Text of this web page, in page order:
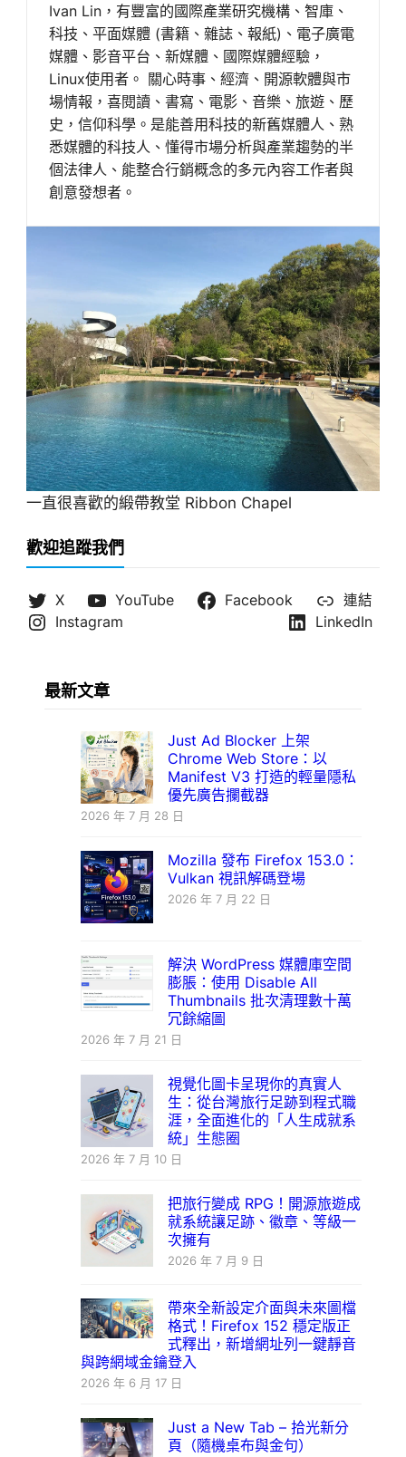
Ivan Lin，有豐富的國際產業研究機構、智庫、
科技、平面媒體 (書籍、雜誌、報紙)、電子廣電
媒體、影音平台、新媒體、國際媒體經驗，
Linux使用者。 關心時事、經濟、開源軟體與市
場情報，喜閱讀、書寫、電影、音樂、旅遊、歷
史，信仰科學。是能善用科技的新舊媒體人、熟
悉媒體的科技人、懂得市場分析與產業趨勢的半
個法律人、能整合行銷概念的多元內容工作者與
創意發想者。
一直很喜歡的緞帶教堂 Ribbon Chapel
歡迎追蹤我們
X YouTube Facebook
連結
Instagram
LinkedIn
最新文章
Just Ad Blocker 上架
Chrome Web Store：以
Manifest V3 打造的輕量隱私
優先廣告攔截器
2026 年 7 月 28 日
Mozilla 發布 Firefox 153.0：
Vulkan 視訊解碼登場
2026 年 7 月 22 日
解決 WordPress 媒體庫空間
膨脹：使用 Disable All
Thumbnails 批次清理數十萬
冗餘縮圖
2026 年 7 月 21 日
視覺化圖卡呈現你的真實人
生：從台灣旅行足跡到程式職
涯，全面進化的「人生成就系
統」生態圈
2026 年 7 月 10 日
把旅行變成 RPG！開源旅遊成
就系統讓足跡、徽章、等級一
次擁有
2026 年 7 月 9 日
帶來全新設定介面與未來圖檔
格式！Firefox 152 穩定版正
式釋出，新增網址列一鍵靜音
與跨網域金鑰登入
2026 年 6 月 17 日
Just a New Tab – 拾光新分
頁（隨機桌布與金句）